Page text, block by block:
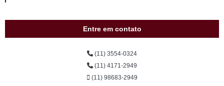
Entre em contato
(11) 3554-0324
(11) 4171-2949
(11) 98683-2949